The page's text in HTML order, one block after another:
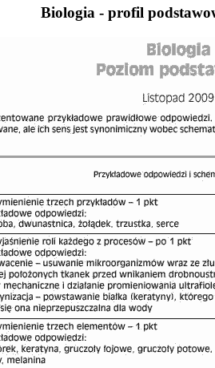
Biologia - profil